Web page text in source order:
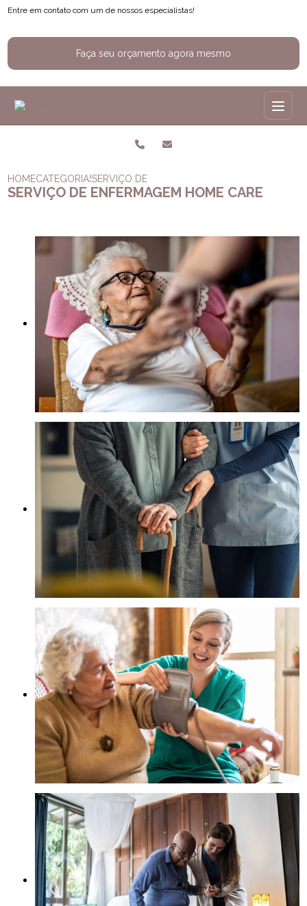
Entre em contato com um de nossos especialistas!
Faça seu orçamento agora mesmo
HOMECATEGORIASSERVIÇO DE ENFERMAGEM HOME CARE
SERVIÇO DE ENFERMAGEM HOME CARE